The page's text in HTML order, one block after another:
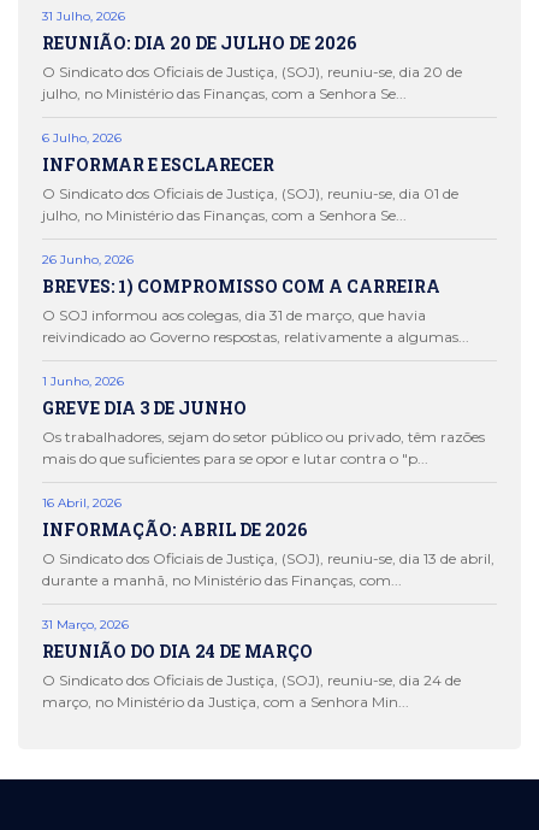
31 Julho, 2026
REUNIÃO: DIA 20 DE JULHO DE 2026
O Sindicato dos Oficiais de Justiça, (SOJ), reuniu-se, dia 20 de
julho, no Ministério das Finanças, com a Senhora Se...
6 Julho, 2026
INFORMAR E ESCLARECER
O Sindicato dos Oficiais de Justiça, (SOJ), reuniu-se, dia 01 de
julho, no Ministério das Finanças, com a Senhora Se...
26 Junho, 2026
BREVES: 1) COMPROMISSO COM A CARREIRA
O SOJ informou aos colegas, dia 31 de março, que havia
reivindicado ao Governo respostas, relativamente a algumas...
1 Junho, 2026
GREVE DIA 3 DE JUNHO
Os trabalhadores, sejam do setor público ou privado, têm razões
mais do que suficientes para se opor e lutar contra o "p...
16 Abril, 2026
INFORMAÇÃO: ABRIL DE 2026
O Sindicato dos Oficiais de Justiça, (SOJ), reuniu-se, dia 13 de abril,
durante a manhã, no Ministério das Finanças, com...
31 Março, 2026
REUNIÃO DO DIA 24 DE MARÇO
O Sindicato dos Oficiais de Justiça, (SOJ), reuniu-se, dia 24 de
março, no Ministério da Justiça, com a Senhora Min...